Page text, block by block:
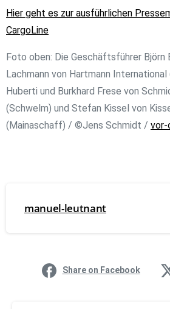
Hier geht es zur ausführlichen
CargoLine
Foto oben: Die Geschäftsführer Björn
Lachmann von Hartmann
Huberti und Burkhard Frese von
(Schwelm) und Stefan Kissel von
(Mainaschaff) / ©Jens Schmidt /
manuel-leutnant
Share on Facebook